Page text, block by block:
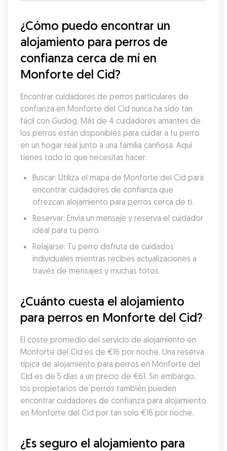
¿Cómo puedo encontrar un
alojamiento para perros de
confianza cerca de mí en
Monforte del Cid?
Encontrar cuidadores de perros particulares de
confianza en Monforte del Cid nunca ha sido tan
fácil con Gudog. Más de 4 cuidadores amantes de
los perros están disponibles para cuidar a tu perro
en un hogar real junto a una familia cariñosa. Aquí
tienes todo lo que necesitas hacer:
Buscar: Utiliza el mapa de Monforte del Cid para
encontrar cuidadores de confianza que
ofrezcan alojamiento para perros cerca de ti.
Reservar: Envía un mensaje y reserva el cuidador
ideal para tu perro.
Relajarse: Tu perro disfruta de cuidados
individuales mientras recibes actualizaciones a
través de mensajes y muchas fotos.
¿Cuánto cuesta el alojamiento
para perros en Monforte del Cid?
El coste promedio del servicio de alojamiento en
Monforte del Cid es de €16 por noche. Una reserva
típica de alojamiento para perros en Monforte del
Cid es de 5 días a un precio de €61. Sin embargo,
los propietarios de perros también pueden
encontrar cuidadores de confianza para alojamiento
en Monforte del Cid por tan solo €16 por noche.
¿Es seguro el alojamiento para